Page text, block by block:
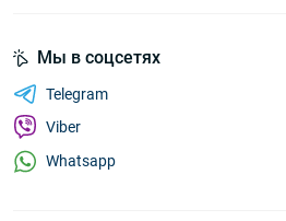
Мы в соцсетях
Telegram
Viber
Whatsapp